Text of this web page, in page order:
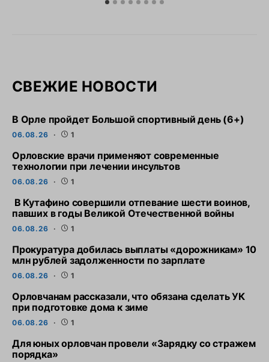
СВЕЖИЕ НОВОСТИ
В Орле пройдет Большой спортивный день (6+)
06.08.26 1
Орловские врачи применяют современные
технологии при лечении инсультов
06.08.26 1
В Кутафино совершили отпевание шести воинов,
павших в годы Великой Отечественной войны
06.08.26 1
Прокуратура добилась выплаты «дорожникам» 10
млн рублей задолженности по зарплате
06.08.26 1
Орловчанам рассказали, что обязана сделать УК
при подготовке дома к зиме
06.08.26 1
Для юных орловчан провели «Зарядку со стражем
порядка»